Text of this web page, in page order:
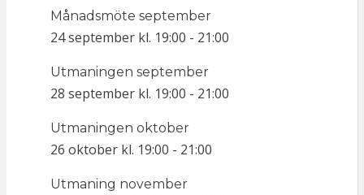
Månadsmöte september
24 september kl. 19:00 - 21:00
Utmaningen september
28 september kl. 19:00 - 21:00
Utmaningen oktober
26 oktober kl. 19:00 - 21:00
Utmaning november